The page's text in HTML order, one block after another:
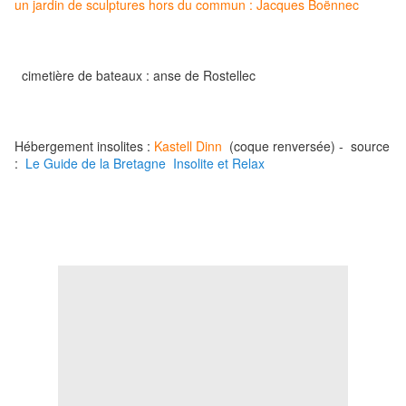
un jardin de sculptures hors du commun : Jacques Boënnec
cimetière de bateaux : anse de Rostellec
Hébergement insolites : Kastell Dinn (coque renversée) - source
: Le Guide de la Bretagne Insolite et Relax